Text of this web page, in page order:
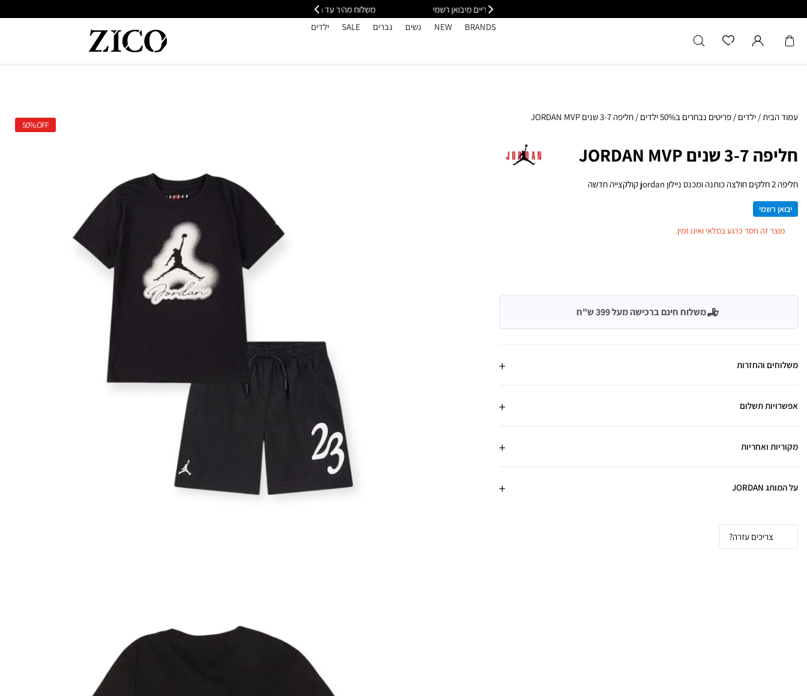
משלוח מהיר עד הבית חינם בקנייה מעל 399
BRANDS
NEW נשים גברים SALE ילדים
50%OFF
עמוד הבית/ ילדים / פריטים נבחרים ב50% ילדים / חליפה 3-7 שנים JORDAN MVP
חליפה 3-7 שנים JORDAN MVP
חליפה 2 חלקים חולצה כותנה ומכנס ניילון jordan קולקצייה חדשה
יבואן רשמי
מוצר זה חסר כרגע במלאי ואינו זמין.
משלוח חינם ברכישה מעל 399 ש"ח
משלוחים והחזרות
אפשרויות תשלום
מקוריות ואחריות
על המותג JORDAN
צריכים עזרה?